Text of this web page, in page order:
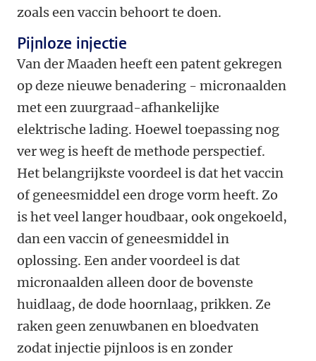
zoals een vaccin behoort te doen.
Pijnloze injectie
Van der Maaden heeft een patent gekregen
op deze nieuwe benadering - micronaalden
met een zuurgraad-afhankelijke
elektrische lading. Hoewel toepassing nog
ver weg is heeft de methode perspectief.
Het belangrijkste voordeel is dat het vaccin
of geneesmiddel een droge vorm heeft. Zo
is het veel langer houdbaar, ook ongekoeld,
dan een vaccin of geneesmiddel in
oplossing. Een ander voordeel is dat
micronaalden alleen door de bovenste
huidlaag, de dode hoornlaag, prikken. Ze
raken geen zenuwbanen en bloedvaten
zodat injectie pijnloos is en zonder